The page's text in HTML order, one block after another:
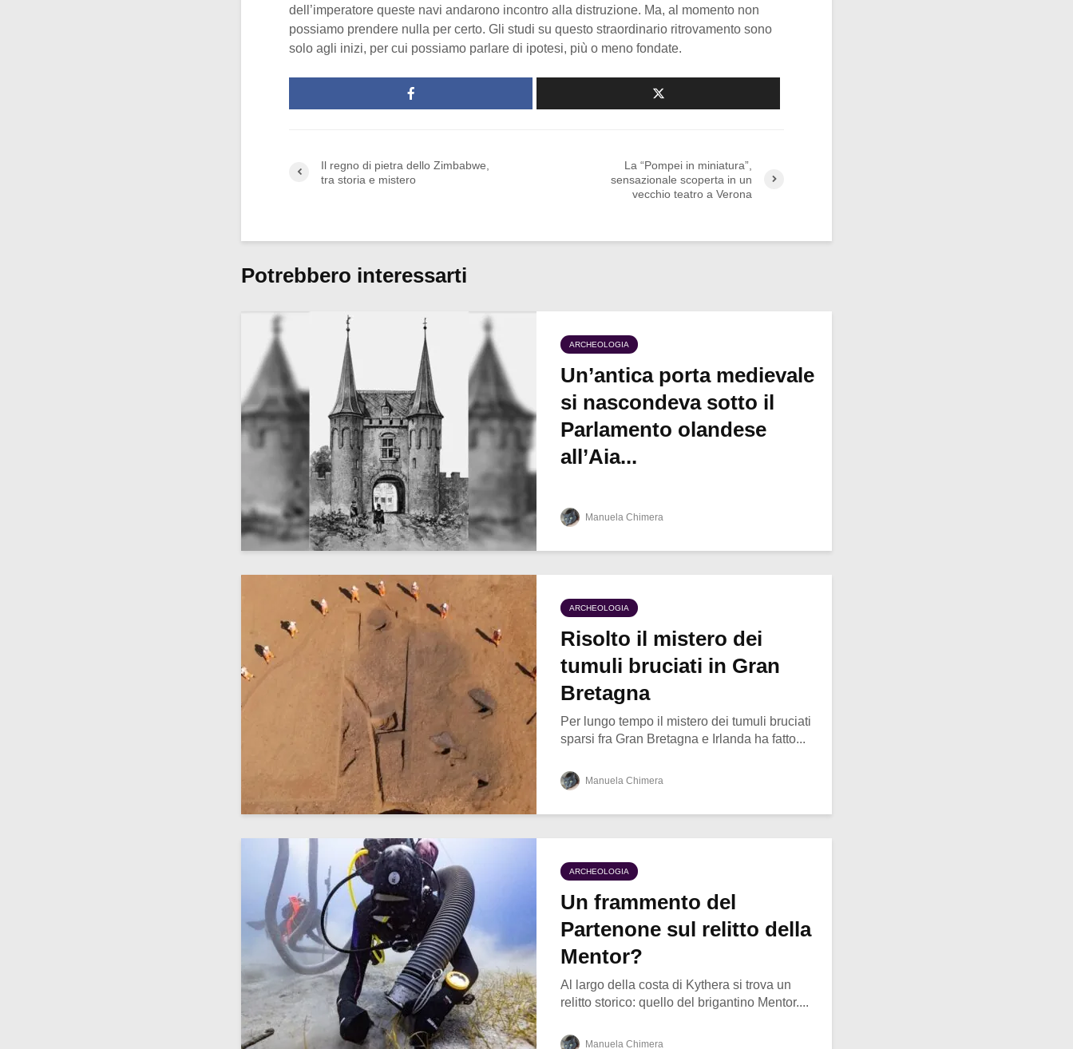
dell’imperatore queste navi andarono incontro alla distruzione. Ma, al momento non
possiamo prendere nulla per certo. Gli studi su questo straordinario ritrovamento sono
solo agli inizi, per cui possiamo parlare di ipotesi, più o meno fondate.
Il regno di pietra dello Zimbabwe,
tra storia e mistero
La “Pompei in miniatura”,
sensazionale scoperta in un
vecchio teatro a Verona
Potrebbero interessarti
ARCHEOLOGIA
Un’antica porta medievale
si nascondeva sotto il
Parlamento olandese
all’Aia...
Manuela Chimera
ARCHEOLOGIA
Risolto il mistero dei
tumuli bruciati in Gran
Bretagna
Per lungo tempo il mistero dei tumuli bruciati
sparsi fra Gran Bretagna e Irlanda ha fatto...
Manuela Chimera
ARCHEOLOGIA
Un frammento del
Partenone sul relitto della
Mentor?
Al largo della costa di Kythera si trova un
relitto storico: quello del brigantino Mentor....
Manuela Chimera